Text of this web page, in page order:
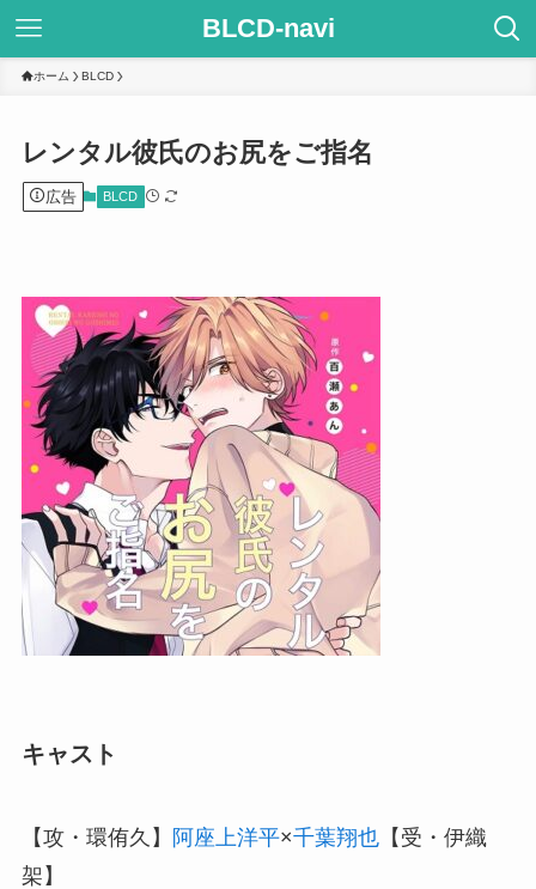
BLCD-navi
ホーム BLCD
レンタル彼氏のお尻をご指名
広告 BLCD
キャスト
【攻・環侑久】 阿座上洋平×千葉翔也【受・伊織
架】